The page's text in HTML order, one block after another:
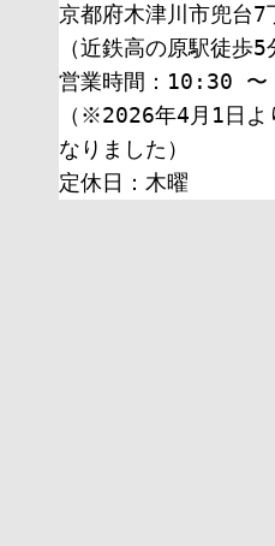
京都府木津川市兜台
（近鉄高の原駅徒歩5
営業時間：10:30
（※2026年4月1日よ
なりました）
定休日：木曜